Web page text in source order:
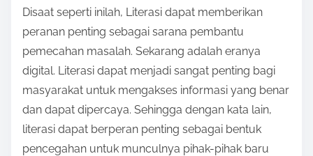
Disaat seperti inilah, Literasi dapat memberikan
peranan penting sebagai sarana pembantu
pemecahan masalah. Sekarang adalah eranya
digital. Literasi dapat menjadi sangat penting bagi
masyarakat untuk mengakses informasi yang benar
dan dapat dipercaya. Sehingga dengan kata lain,
literasi dapat berperan penting sebagai bentuk
pencegahan untuk munculnya pihak-pihak baru